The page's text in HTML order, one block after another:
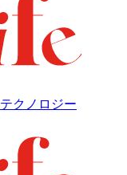
テクノロジー